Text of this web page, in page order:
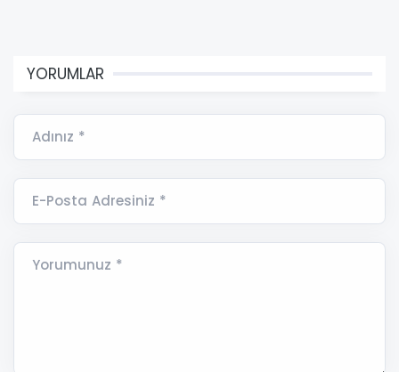
YORUMLAR
Adınız *
E-Posta Adresiniz *
Yorumunuz *